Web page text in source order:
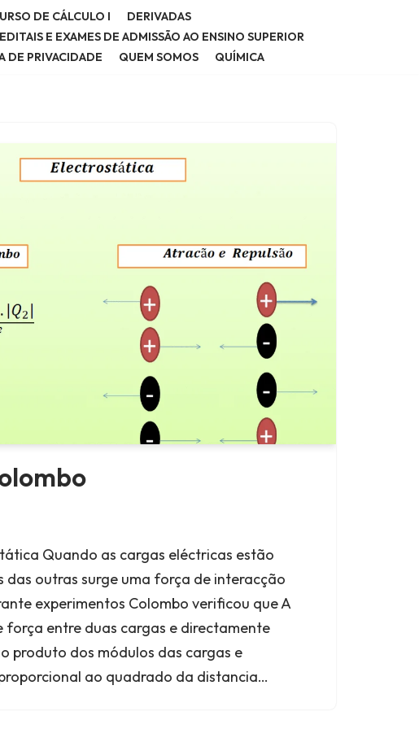
DE CÁLCULO I
DERIVADAS
EDITAIS E EXAMES DE ADMISSÃO AO ENSINO SUPERIOR
DE PRIVACIDADE QUEM SOMOS QUÍMICA
Quando as cargas eléctricas estão
das outras surge uma força de interacção
experimentos Colombo verificou que A
força entre duas cargas e directamente
produto dos módulos das cargas e
ao quadrado da distancia…